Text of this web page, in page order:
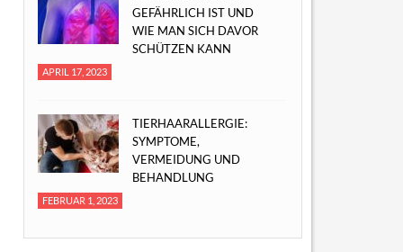
GEFÄHRLICH IST UND
WIE MAN SICH DAVOR
SCHÜTZEN KANN
APRIL 17, 2023
TIERHAARALLERGIE:
SYMPTOME,
VERMEIDUNG UND
BEHANDLUNG
FEBRUAR 1, 2023